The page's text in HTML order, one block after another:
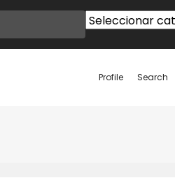
Profile Search